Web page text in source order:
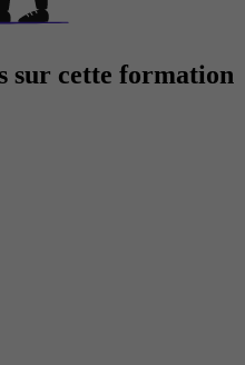
sur cette formation